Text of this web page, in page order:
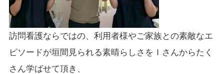
訪問看護ならではの、利用者様やご家族との素敵なエ
ピソードが垣間見られる素晴らしさをＩさんからたく
さん学ばせて頂き、